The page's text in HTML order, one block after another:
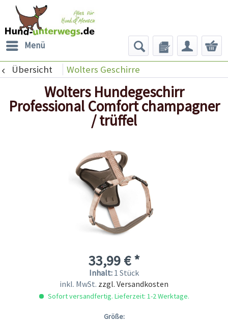
Menü
Übersicht Wolters Geschirre
Wolters Hundegeschirr
Professional Comfort champagner
/ trüffel
33,99 € *
Inhalt: 1 Stück
inkl. MwSt. zzgl. Versandkosten
Sofort versandfertig. Lieferzeit: 1-2 Werktage.
Größe: